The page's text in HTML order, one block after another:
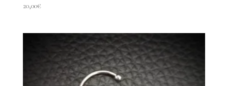
20,00€